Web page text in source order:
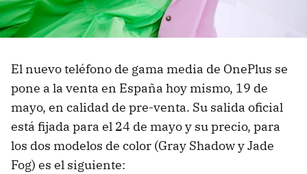
El nuevo teléfono de gama media de OnePlus se
pone a la venta en España hoy mismo, 19 de
mayo, en calidad de pre-venta. Su salida oficial
está fijada para el 24 de mayo y su precio, para
los dos modelos de color (Gray Shadow y Jade
Fog) es el siguiente: